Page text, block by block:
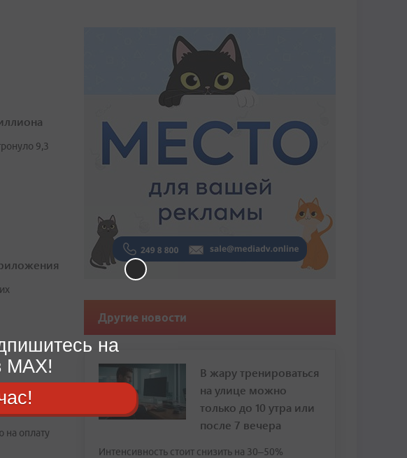
9,3
ЖКУ
на оплату
Другие новости
В жару тренироваться
на улице можно
только до 10 утра или
после 7 вечера
Интенсивность стоит снизить на 30–50%
на
MAX!